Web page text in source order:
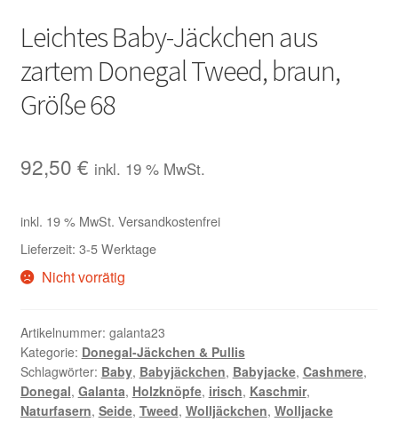
Leichtes Baby-Jäckchen aus
zartem Donegal Tweed, braun,
Größe 68
92,50 € inkl. 19 % MwSt.
inkl. 19 % MwSt. Versandkostenfrei
Lieferzeit: 3-5 Werktage
Nicht vorrätig
Artikelnummer: galanta23
Kategorie: Donegal-Jäckchen & Pullis
Schlagwörter: Baby, Babyjäckchen, Babyjacke, Cashmere,
Donegal, Galanta, Holzknöpfe, irisch, Kaschmir,
Naturfasern, Seide, Tweed, Wolljäckchen, Wolljacke